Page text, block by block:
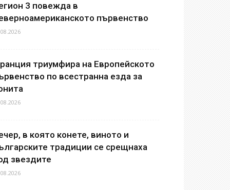
3 повежда в
първенство
триумфира на Европейското
по всестранна езда за
в която конете, виното и
традиции се срещнаха
звездите